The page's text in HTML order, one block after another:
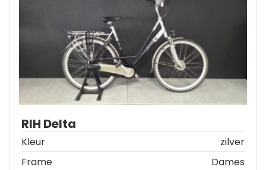
RIH Delta
Kleur
zilver
Frame
Dames